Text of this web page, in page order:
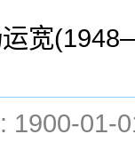
宽
1900-01-